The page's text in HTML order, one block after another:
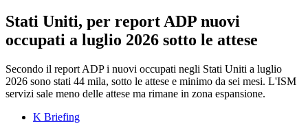
Stati Uniti, per report ADP nuovi
occupati a luglio 2026 sotto le attese
Secondo il report ADP i nuovi occupati negli Stati Uniti a luglio
2026 sono stati 44 mila, sotto le attese e minimo da sei mesi. L'ISM
servizi sale meno delle attese ma rimane in zona espansione.
K Briefing